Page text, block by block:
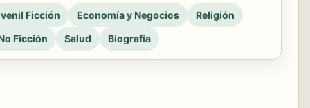
Ficción Economía y Negocios
Religión
Ficción
Salud Biografía